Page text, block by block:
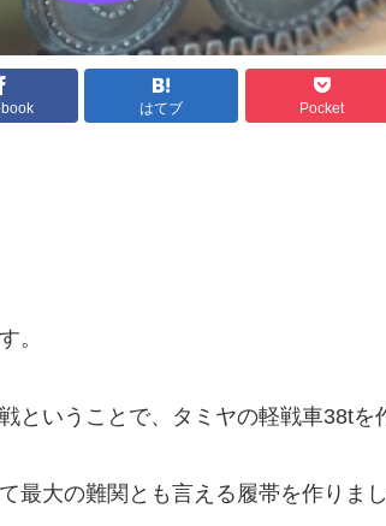
はてブ Pocket
。
ということで、タミヤの軽戦車38tを
最大の難関とも言える履帯を作りまし